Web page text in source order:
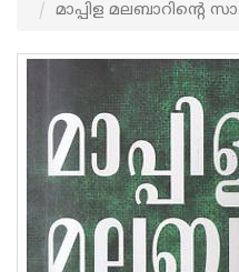
മാപ്പിള മലബാറിന്റെ